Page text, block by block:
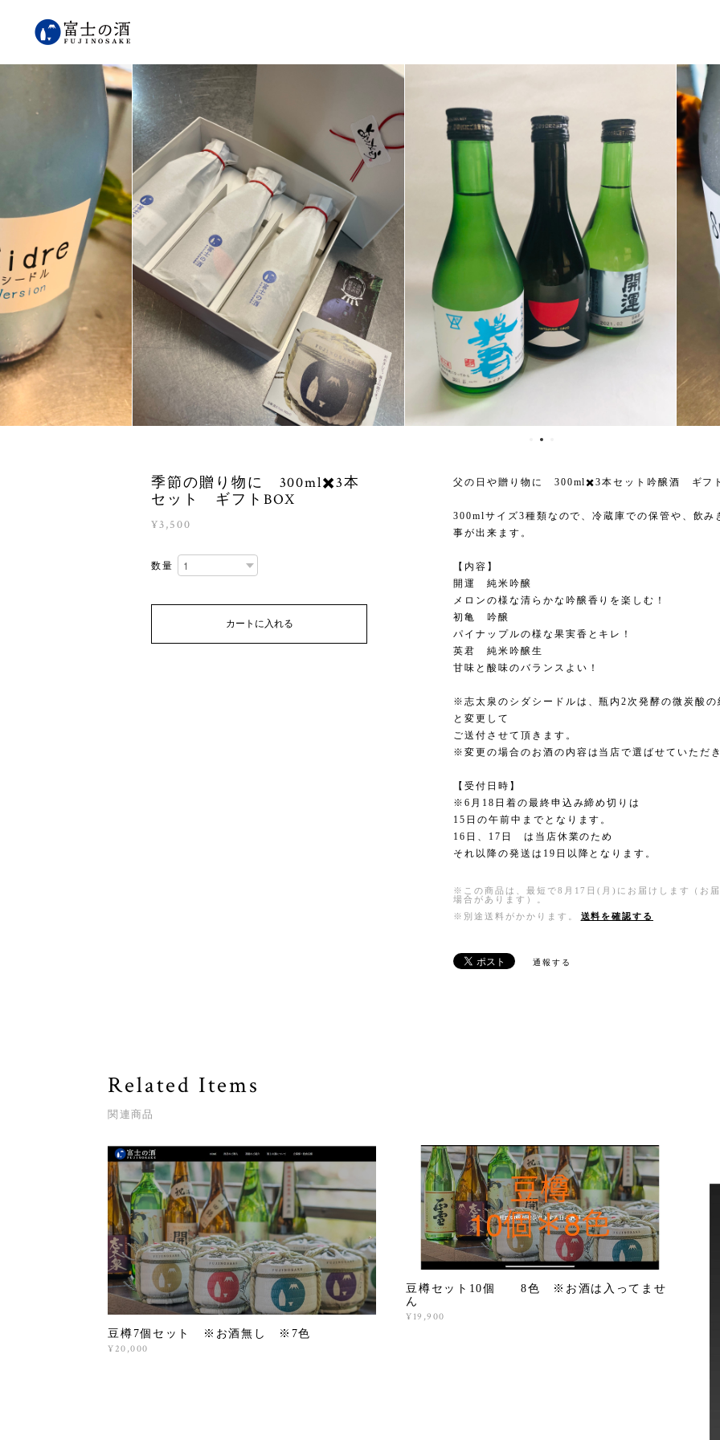
季節の贈り物に 300ml✖️3本
セット ギフトBOX
¥3,500
数量
カートに入れる
父の日や贈り物に 300ml✖️3本セット吟醸酒 ギフ
300mlサイズ3種類なので、冷蔵庫での保管や、飲
事が出来ます。
【内容】
開運 純米吟醸
メロンの様な清らかな吟醸香りを楽しむ！
初亀 吟醸
パイナップルの様な果実香とキレ！
英君 純米吟醸生
甘味と酸味のバランスよい！
※志太泉のシダシードルは、瓶内2次発酵の微炭酸
と変更して
ご送付させて頂きます。
※変更の場合のお酒の内容は当店で選ばせていただき
【受付日時】
※6月18日着の最終申込み締め切りは
15日の午前中までとなります。
16日、17日 は当店休業のため
それ以降の発送は19日以降となります。
※この商品は、最短で8月17日(月)にお届けします（お
場合があります）。
※別途送料がかかります。
送料を確認する
通報する
Related Items
関連商品
豆樽7個セット ※お酒無し ※7色
¥20,000
豆樽セット10個 8色 ※お酒は入ってませ
ん
¥19,900